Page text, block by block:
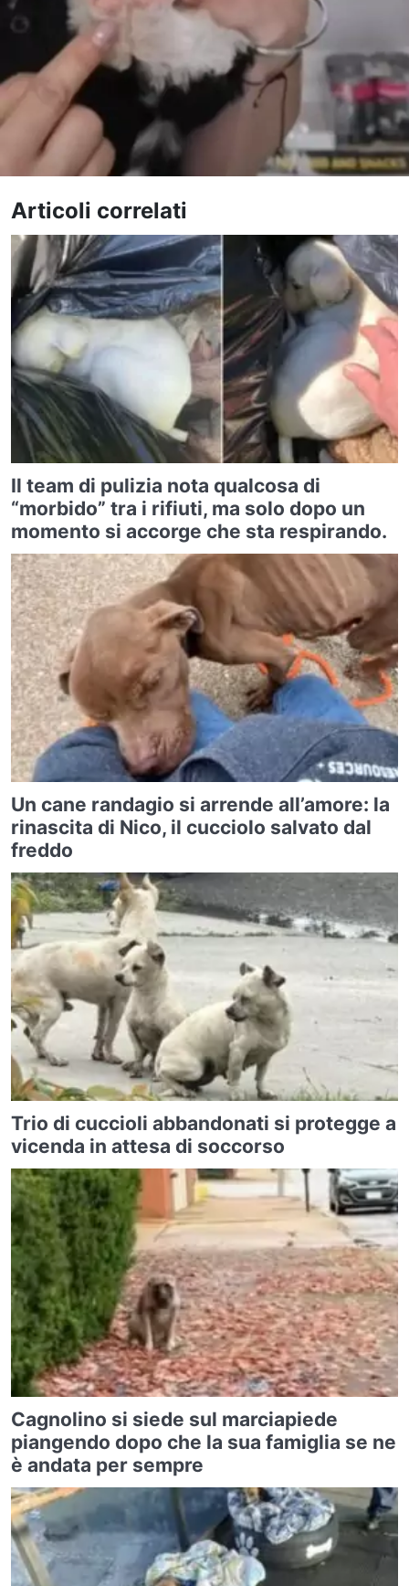
Articoli correlati
Il team di pulizia nota qualcosa di
“morbido” tra i rifiuti, ma solo dopo un
momento si accorge che sta respirando.
Un cane randagio si arrende all’amore: la
rinascita di Nico, il cucciolo salvato dal
freddo
Trio di cuccioli abbandonati si protegge a
vicenda in attesa di soccorso
Cagnolino si siede sul marciapiede
piangendo dopo che la sua famiglia se ne
è andata per sempre